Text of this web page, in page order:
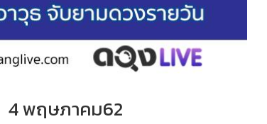
4 พฤษภาคม62